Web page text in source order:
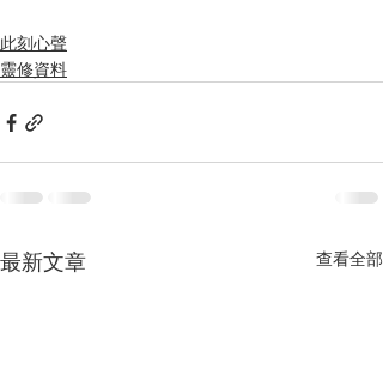
此刻心聲
靈修資料
最新文章 查看全部